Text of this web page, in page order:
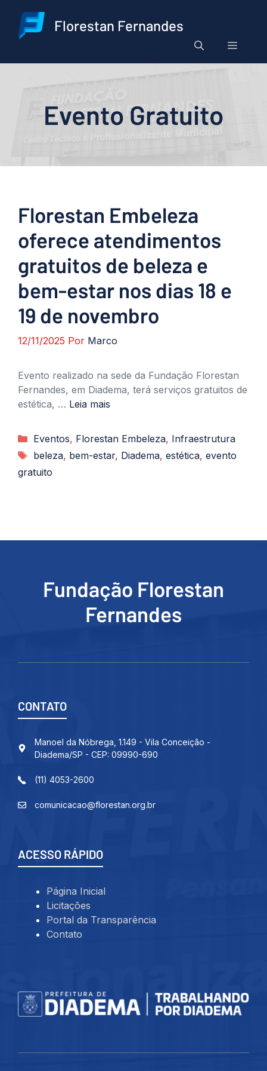
para
Florestan Fernandes
Menu
Evento Gratuito
Florestan Embeleza
oferece atendimentos
gratuitos de beleza e
bem-estar nos dias 18 e
19 de novembro
12/11/2025 Por Marco
Evento realizado na sede da Fundação Florestan
Fernandes, em Diadema, terá serviços gratuitos de
estética, … Leia mais
Categorias
Eventos, Florestan Embeleza, Infraestrutura
Tags
beleza, bem-estar, Diadema, estética, evento
gratuito
Fundação Florestan
Fernandes
CONTATO
Manoel da Nóbrega, 1.149 - Vila Conceição -
Diadema/SP - CEP: 09990-690
(11) 4053-2600
comunicacao@florestan.org.br
ACESSO RÁPIDO
Página Inicial
Licitações
Portal da Transparência
Contato